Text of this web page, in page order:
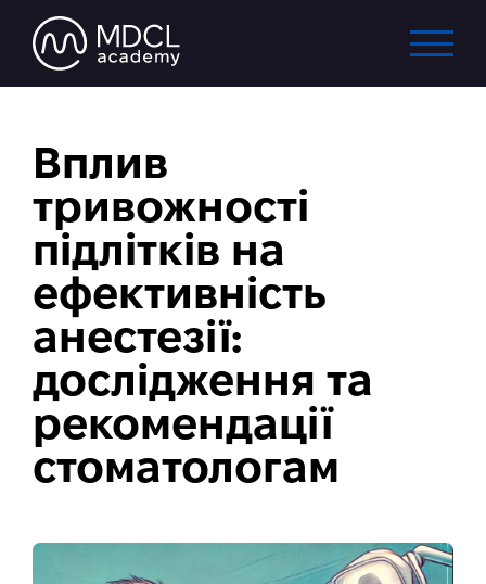
Вплив
тривожності
підлітків на
ефективність
анестезії:
дослідження та
рекомендації
стоматологам